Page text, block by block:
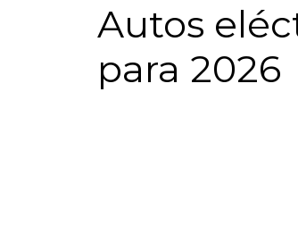
Autos
para 2026